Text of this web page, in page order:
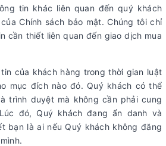
tin khác liên quan đến quý khách
Chính sách bảo mật. Chúng tôi chỉ
cần thiết liên quan đến giao dịch mua
của khách hàng trong thời gian luật
mục đích nào đó. Quý khách có thể
trình duyệt mà không cần phải cung
đó, Quý khách đang ẩn danh và
bạn là ai nếu Quý khách không đăng